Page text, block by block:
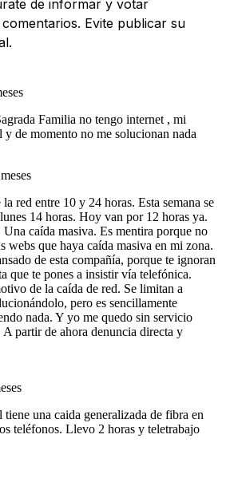
de informar y votar
Evite publicar su